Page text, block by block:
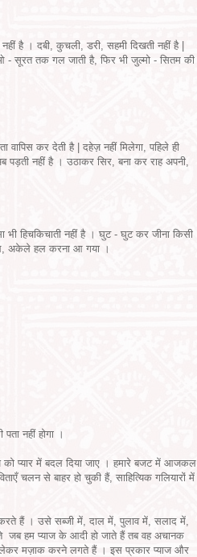
है । दबी, कुचली, डरी, सहमी दिखती नहीं है |
सूरत तक गल जाती है, फिर भी जुल्मो - सितम की
वापिस कर देती है | दहेज़ नहीं मिलेगा, पहिले ही
नहीं है । उठाकर सिर, बना कर राह अपनी,
हिचकिचाती नहीं है । घुट - घुट कर जीना किसी
अकेले हल करना आ गया ।
नहीं होगा ।
प्यार में बदल दिया जाए । हमारे बजट में आजकल
चलन से बाहर हो चुकी हैं, साहित्यिक गलियारों में
हैं । उसे सब्जी में, दाल में, पुलाव में, सलाद में,
जब हम प्याज के आदी हो जाते हैं तब वह अचानक
लेकर मज़ाक करने लगते हैं । इस प्रकार प्याज और